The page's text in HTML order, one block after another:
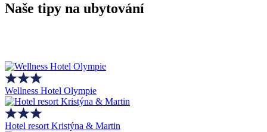
Naše tipy na ubytování
Wellness Hotel Olympie
Hotel resort Kristýna & Martin